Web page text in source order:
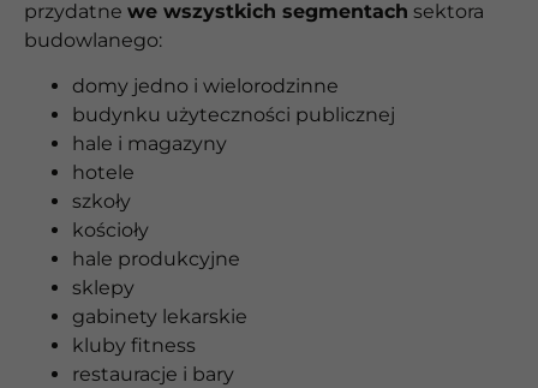
przydatne we wszystkich segmentach sektora
budowlanego:
domy jedno i wielorodzinne
budynku użyteczności publicznej
hale i magazyny
hotele
szkoły
kościoły
hale produkcyjne
sklepy
gabinety lekarskie
kluby fitness
restauracje i bary